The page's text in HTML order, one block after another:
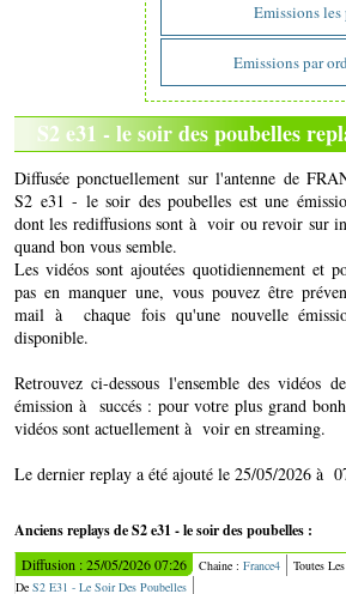
Emissions les
Emissions par
S2 e31 - le soir des poubelles
Diffusée ponctuellement sur l'antenne de
S2 e31 - le soir des poubelles est une
dont les rediffusions sont à voir ou revoir sur
quand bon vous semble.
Les vidéos sont ajoutées quotidiennement et
pas en manquer une, vous pouvez être
mail à chaque fois qu'une nouvelle
disponible.
Retrouvez ci-dessous l'ensemble des vidéos
émission à succés : pour votre plus grand
vidéos sont actuellement à voir en streaming.
Le dernier replay a été ajouté le 25/05/2026 à
Anciens replays de S2 e31 - le soir des poubelles :
Diffusion : 25/05/2026 07:26 Chaine : France4
Toutes
De S2 E31 - Le Soir Des Poubelles